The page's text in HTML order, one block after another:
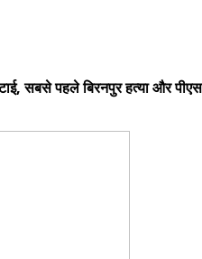
सबसे पहले बिरनपुर हत्या और